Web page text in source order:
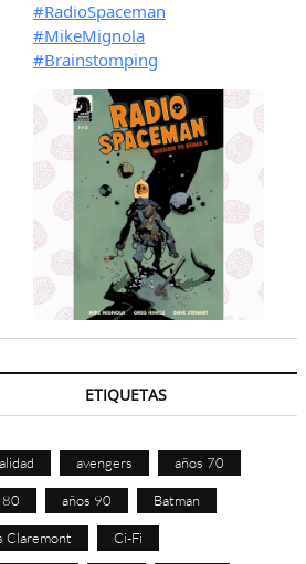
ETIQUETAS
avengers años 70
80 años 90 Batman
Claremont Ci-Fi